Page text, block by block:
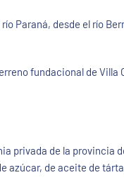
Paraná, desde el río
fundacional de Villa
privada de la provincia
azúcar, de aceite de